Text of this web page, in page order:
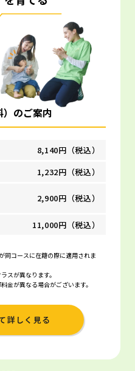
のご案内
8,140円（税込）
1,232円（税込）
2,900円（税込）
11,000円（税込）
コースに在籍の際に適用されま
スが異なります。
金が異なる場合がございます。
詳しく見る